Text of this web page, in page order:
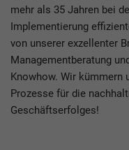
mehr als 35 Jahren bei
Implementierung
von unserer exzellenter
Managementberatung
Knowhow. Wir kümmern
Prozesse für die
Geschäftserfolges!